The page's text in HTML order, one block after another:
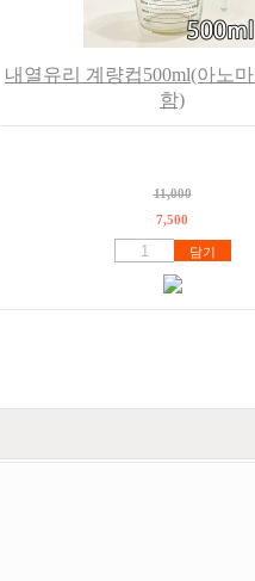
내열유리 계량컵500ml(아노
함)
11,000
7,500
담기